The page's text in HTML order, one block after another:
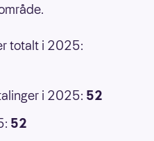
totalt i 2025:
i 2025: 52
52